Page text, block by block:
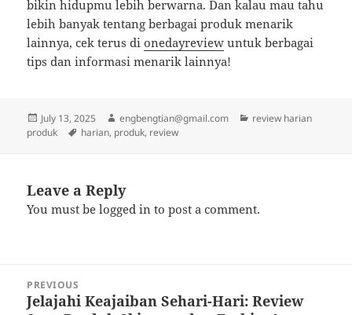
bikin hidupmu lebih berwarna. Dan kalau mau tahu
lebih banyak tentang berbagai produk menarik
lainnya, cek terus dionedayreview untuk berbagai
tips dan informasi menarik lainnya!
Posted
on
July 13, 2025 Author
engbengtian@gmail.com Categories
review harian
produk
Tags
harian, produk, review
Leave a Reply
You must belogged in to post a comment.
navigation
PREVIOUS
Previous
Jelajahi Keajaiban Sehari-Hari: Review